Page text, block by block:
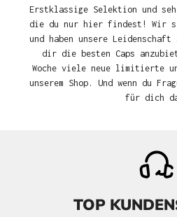
Erstklassige Selektion und
die du nur hier findest! Wir
und haben unsere Leidenschaft
dir die besten Caps
Woche viele neue limitierte
unserem Shop. Und wenn du
für dich
TOP